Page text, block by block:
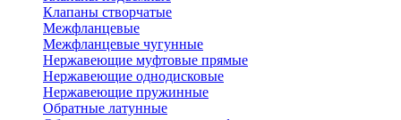
Клапаны створчатые
Межфланцевые
Межфланцевые чугунные
Нержавеющие муфтовые прямые
Нержавеющие однодисковые
Нержавеющие пружинные
Обратные латунные